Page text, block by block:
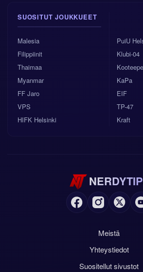
SUOSITUT JOUKKUEET
Malesia
Filippiinit
Thaimaa
Myanmar
FF Jaro
VPS
HIFK Helsinki
PuiU
Klubi-04
KaPa
EIF
TP-47
Kraft
Meistä
Yhteystiedot
Suositellut sivustot